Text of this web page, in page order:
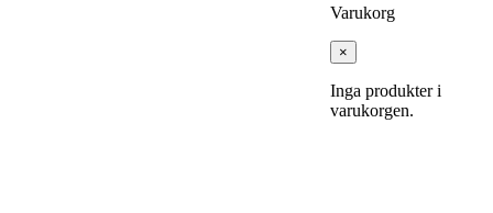
Varukorg
×
Inga produkter i
varukorgen.